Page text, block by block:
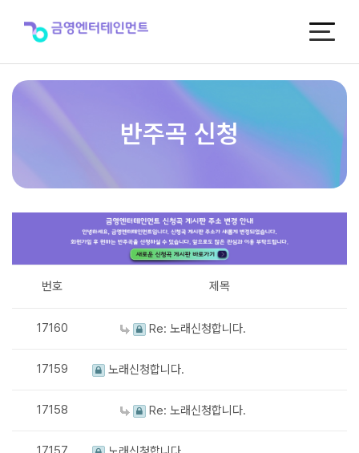
반주곡 신청
번호 제목
17160 Re: 노래신청합니다.
17159 노래신청합니다.
17158 Re: 노래신청합니다.